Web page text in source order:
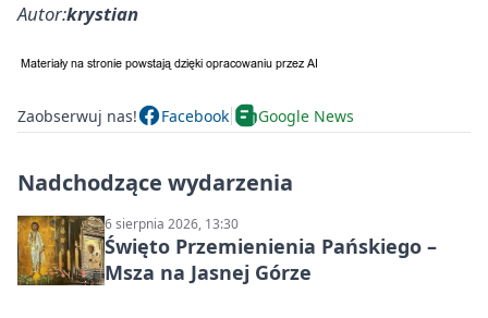
Autor:krystian
Zaobserwuj nas! Facebook Google News
Nadchodzące wydarzenia
6 sierpnia 2026, 13:30
Święto Przemienienia Pańskiego –
Msza na Jasnej Górze